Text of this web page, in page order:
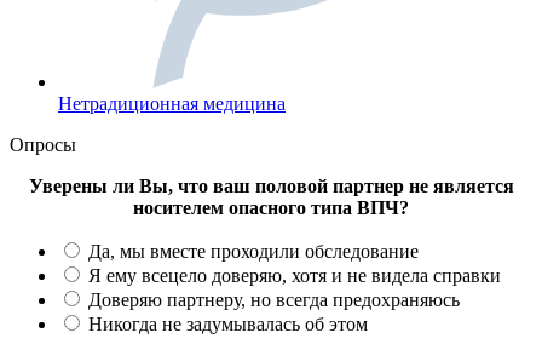
Нетрадиционная медицина
Опросы
Уверены ли Вы, что ваш половой партнер не является
носителем опасного типа ВПЧ?
Да, мы вместе проходили обследование
Я ему всецело доверяю, хотя и не видела справки
Доверяю партнеру, но всегда предохраняюсь
Никогда не задумывалась об этом